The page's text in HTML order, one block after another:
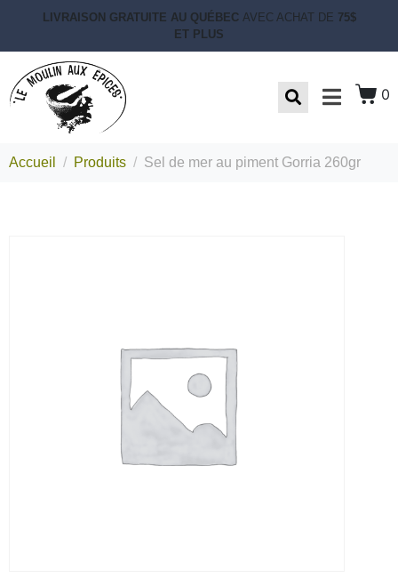
LIVRAISON GRATUITE AU QUÉBEC AVEC ACHAT DE 75$
ET PLUS
0
Accueil Produits Sel de mer au piment Gorria 260gr